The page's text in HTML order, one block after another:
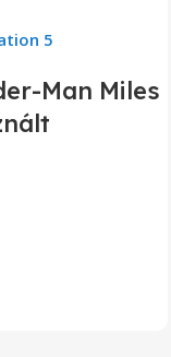
5
Man Miles